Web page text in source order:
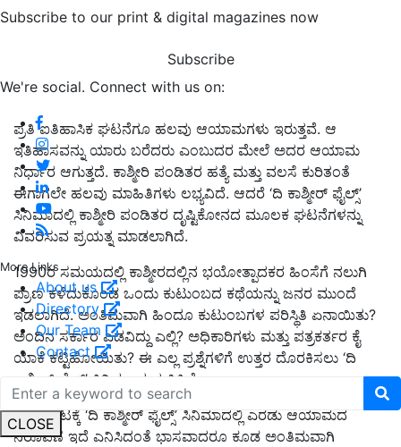
Subscribe to our print & digital magazines now
Subscribe
We're social. Connect with us on:
More Links
About us
Directory
Our Team
Contact
CLOSE
ಪ್ರತಿ ಐತಿಹಾಸಿಕ ಘಟನೆಗೂ ಹಲವು ಆಯಾಮಗಳು ಇರುತ್ತವೆ. ಆ
ಇತಿಹಾಸವನ್ನು ಯಾರು ಬರೆದರು ಎಂಬುದರ ಮೇಲೆ ಅದರ ಆಯಾಮ
ನಿರ್ಧಾರ ಆಗುತ್ತದೆ. ಕಾಶ್ಮೀರಿ ಪಂಡಿತರ ಹತ್ಯೆ ಮತ್ತು ವಲಸೆ ಕುರಿತಂತೆ
ಈಗಾಗಲೇ ಹಲವು ಮಾಹಿತಿಗಳು ಲಭ್ಯವಿದೆ. ಆದರೆ ‘ದಿ ಕಾಶ್ಮೀರ್ ಫೈಲ್ಸ್’
ಸಿನಿಮಾದಲ್ಲಿ ಕಾಶ್ಮೀರಿ ಪಂಡಿತರ ದೃಷ್ಟಿಕೋನದ ಮೂಲಕ ಘಟನೆಗಳನ್ನು
ವಿವರಿಸುವ ಪ್ರಯತ್ನ ಮಾಡಲಾಗಿದೆ.
1990ರ ಸಮಯದಲ್ಲಿ ಕಾಶ್ಮೀರದಲ್ಲಿನ ಭಯೋತ್ಪಾದಕರ ಹಿಂಸೆಗೆ ನಲುಗಿ
ಪ್ರಾಣ ಕಳೆದುಕೊಂಡ ಒಂದು ಕುಟುಂಬದ ಕಥೆಯನ್ನು ಜನರ ಮುಂದೆ
ಇಡಲಾಗಿದೆ. ಅಂತಿಮವಾಗಿ ಹಿಂದೂ ಕುಟುಂಬಗಳ ಪರಿಸ್ಥಿತಿ ಏನಾಯಿತು?
ಅಂದಿನ ಸರ್ಕಾರ ಎಡವಿದ್ದು ಎಲ್ಲಿ? ಅಧಿಕಾರಿಗಳು ಮತ್ತು ಪತ್ರಕರ್ತರ ಕೈ
ಯಾಕೆ ಕಟ್ಟಿಹೋಯಿತು? ಈ ಎಲ್ಲ ಪ್ರಶ್ನೆಗಳಿಗೆ ಉತ್ತರ ದೊರಕಿಸಲು ‘ದಿ
ಕಾಶ್ಮೀರ್ ಫೈಲ್ಸ್’ ಸಿನಿಮಾ ಪ್ರಯತ್ನಿಸಿದೆ.
ಮೇಲ್ನೋಟಕ್ಕೆ ‘ದಿ ಕಾಶ್ಮೀರ್ ಫೈಲ್ಸ್’ ಸಿನಿಮಾದಲ್ಲಿ ಎರಡು ಆಯಾಮದ
ನಿರೂಪಣೆ ಇದೆ ಎನಿಸಿದಂತೆ ಭಾಸವಾದರೂ ಕೂಡ ಅಂತಿಮವಾಗಿ